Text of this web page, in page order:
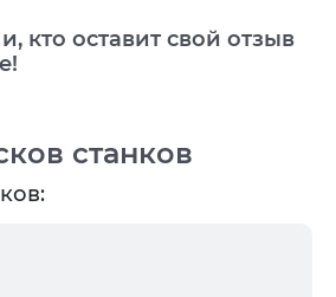
станков
кто оставит свой отзыв